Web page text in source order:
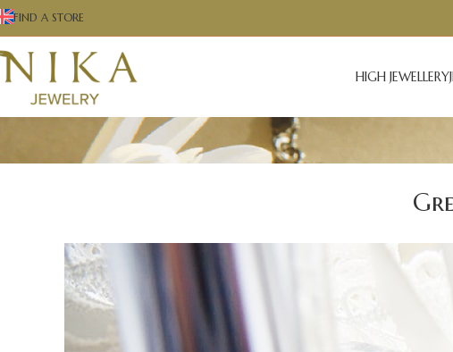
FIND A STORE
HIGH JEWELLERY